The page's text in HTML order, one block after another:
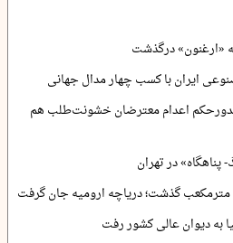
«ارغنون» درگذشت
ایران با کسب چهار مدال جهانی
اعدام معترضان خشونت‌طلب هم
پناهگاه» در تهران
به دیوان عالی کشور رفت